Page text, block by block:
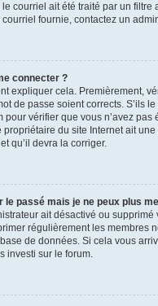
courriel ait été traité par un filtre
fournie, contactez un
connecter ?
expliquer cela. Premièrement,
de passe soient corrects. S’ils
pour vérifier que vous n’avez pas
du site Internet ait une
qu’il devra la corriger.
passé mais je ne peux plus
ait désactivé ou supprimé
régulièrement les membres
de données. Si cela vous
investi sur le forum.